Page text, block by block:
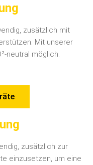
zusätzlich mit
Mit unserer
neutral möglich.
zusätzlich zur
einzusetzen, um eine